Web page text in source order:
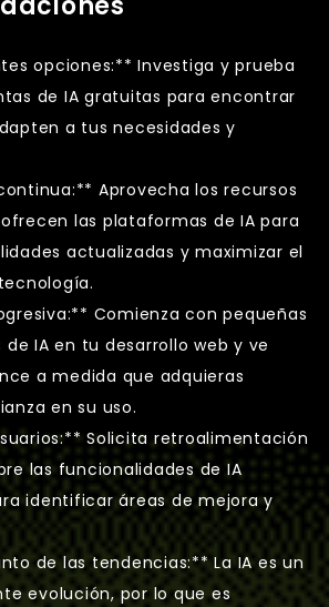
opciones:** Investiga y prueba
de IA gratuitas para encontrar
a tus necesidades y
Aprovecha los recursos
las plataformas de IA para
actualizadas y maximizar el
Comienza con pequeñas
IA en tu desarrollo web y ve
a medida que adquieras
en su uso.
Solicita retroalimentación
las funcionalidades de IA
identificar áreas de mejora y
de las tendencias:** La IA es un
evolución, por lo que es